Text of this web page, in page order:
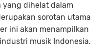
yang dihelat dalam
sorotan utama
ini akan menampilkan
musik Indonesia.